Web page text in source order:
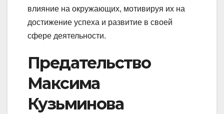
влияние на окружающих, мотивируя их на
достижение успеха и развитие в своей
сфере деятельности.
Предательство
Максима
Кузьминова